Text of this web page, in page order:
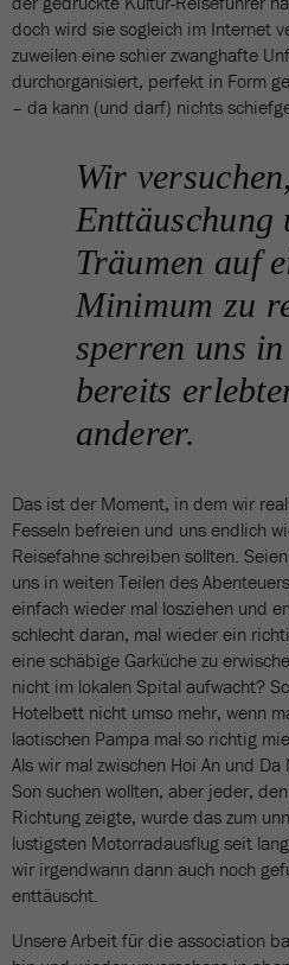
doch wird sie sogleich im Internet
zuweilen eine schier zwanghafte
durchorganisiert, perfekt in Form
– da kann (und darf) nichts
Wir
Träumen auf
Minimum zu
sperren uns
bereits
anderer.
Das ist der Moment, in dem wir
Fesseln befreien und uns endlich
Reisefahne schreiben sollten.
uns in weiten Teilen des
einfach wieder mal losziehen und
schlecht daran, mal wieder ein
eine schäbige Garküche zu
nicht im lokalen Spital aufwacht?
Hotelbett nicht umso mehr, wenn
laotischen Pampa mal so richtig
Als wir mal zwischen Hoi An und
Son suchen wollten, aber jeder,
Richtung zeigte, wurde das zum
lustigsten Motorradausflug seit
wir irgendwann dann auch noch
enttäuscht.
Unsere Arbeit für die association